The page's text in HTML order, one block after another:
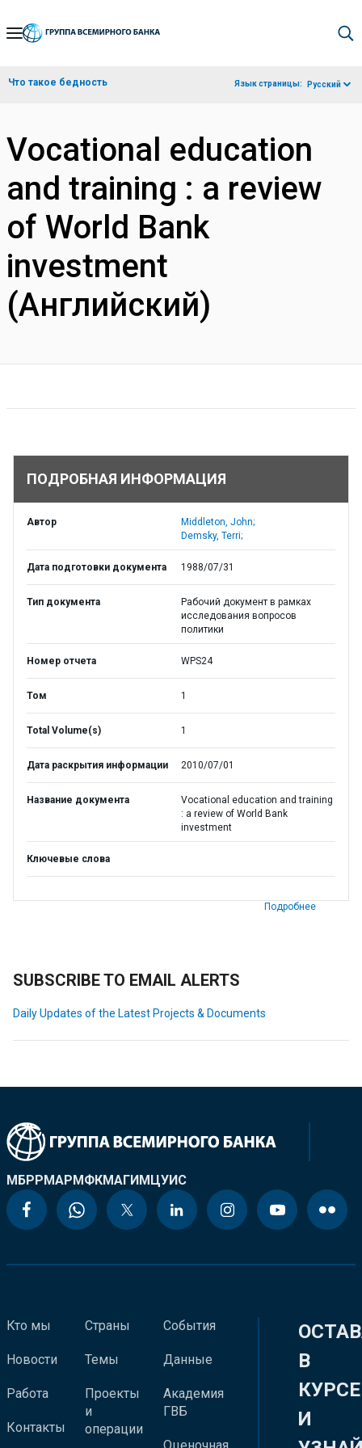
Skip
Navigation
Что такое бедность Язык страницы: Русский
Vocational education
and training : a review
of World Bank
investment
(Английский)
ПОДРОБНАЯ ИНФОРМАЦИЯ
Автор
Middleton, John;
Demsky, Terri;
Дата подготовки документа 1988/07/31
Тип документа
Рабочий документ в рамках
исследования вопросов
политики
Номер отчета WPS24
Том 1
Total Volume(s) 1
Дата раскрытия информации 2010/07/01
Название документа
Vocational education and training
: a review of World Bank
investment
Ключевые слова
Подробнее
SUBSCRIBE TO EMAIL ALERTS
Daily Updates of the Latest Projects & Documents
МБРРМАРМФКМАГИМЦУИС
Кто мы
Новости
Работа
Контакты
Страны
Темы
Проекты
и
операции
События
Данные
Академия
ГВБ
В
КУРСЕ
И